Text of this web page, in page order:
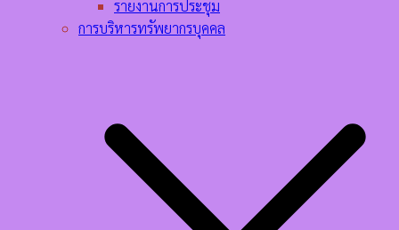
รายงานการประชุม
การบริหารทรัพยากรบุคคล